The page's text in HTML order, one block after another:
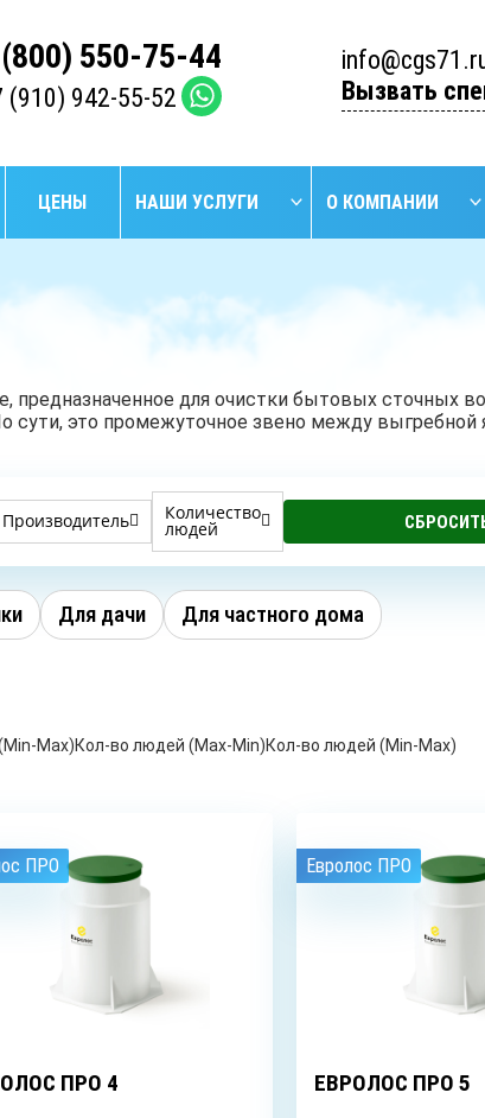
550-75-44
(910) 942-55-52
Вызвать
ЦЕНЫ НАШИ УСЛУГИ
СКВАЖИН
ОБУСТРОЙСТВО
СКВАЖИН С
АДАПТЕРОМ
РЕМОНТ
СКВАЖИН НА
ВОДУ
СКВАЖИНА НА
О КОМПАНИИ
предназначенное для очистки бытовых сточных
сути, это промежуточное звено между выгребной
Производитель Количество
людей
Для дачи Для частного дома
Max)Кол-во людей (Max-Min)Кол-во людей (Min-Max)
ПРО
ПРО 4
Евролос ПРО
ЕВРОЛОС ПРО 5